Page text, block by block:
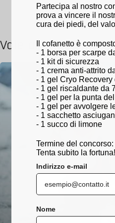
sciatori guadagnano controllo,
ingaggiare gli spigoli — un
dura o per lo sci tecnico.
cerchi comfort (cinghia
rigida), la gamma ti permette
corpo, livello e tipo di sci
performance).
Durabilità & robustezza—
tenacità, con fibbia metallica
laterali per proteggere la
longevità anche con un uso
chi è destinata
da sci?
Scialpinisti regolari che
impegnative.
Chi ha scarponi ‘originali’ che
vestibilità imperfetta — la
scarpone.
sensazione della gamba —
migliore trasmissione.
Vale anche la pena
Partecipa al nostro
prova a vincere il
cura dei piedi, del
Il cofanetto è
- 1 borsa per scarpe
- 1 kit di sicurezza
- 1 crema anti-attrito
- 1 gel Cryo Recovery
- 1 gel riscaldante da
- 1 gel per la punta
- 1 gel per avvolgere
- 1 sacchetto
- 1 succo di limone
Termine del
Tenta subito la fortuna!
Indirizzo e-mail
Nome